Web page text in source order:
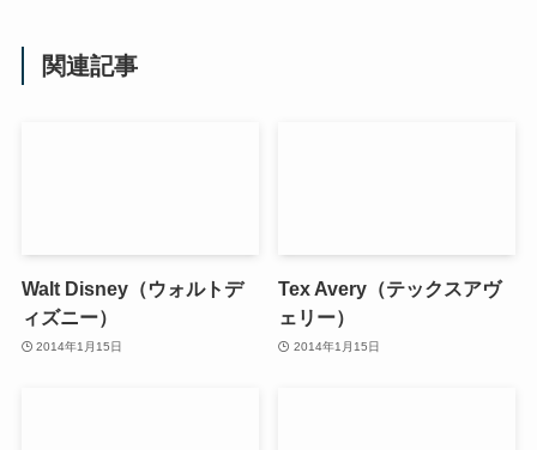
関連記事
Walt Disney（ウォルトデ
ィズニー）
2014年1月15日
Tex Avery（テックスアヴ
ェリー）
2014年1月15日